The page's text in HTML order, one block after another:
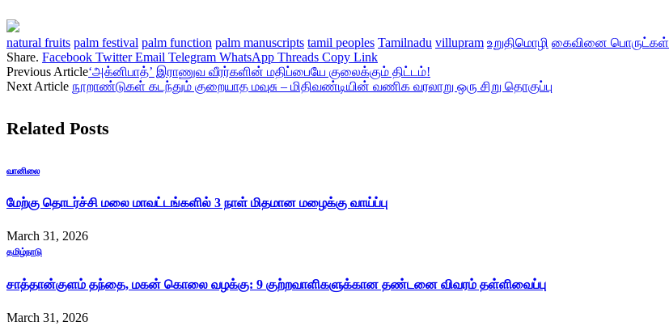
natural fruits palm festival palm function palm manuscripts tamil peoples Tamilnadu villupram உறுதிமொழி கைவினை பொருட்கள்
Share. Facebook Twitter Email Telegram WhatsApp Threads Copy Link
Previous Article‘அக்னிபாத்’ இராணுவ வீரர்களின் மதிப்பையே குலைக்கும் திட்டம்!
Next Article நூறாண்டுகள் கடந்தும் குறையாத மவுசு – மிதிவண்டியின் வணிக வரலாறு ஒரு சிறு தொகுப்பு
Related Posts
வானிலை
மேற்கு தொடர்ச்சி மலை மாவட்டங்களில் 3 நாள் மிதமான மழைக்கு வாய்ப்பு
March 31, 2026
தமிழ்நாடு
சாத்தான்குளம் தந்தை, மகன் கொலை வழக்கு: 9 குற்றவாளிகளுக்கான தண்டனை விவரம் தள்ளிவைப்பு
March 31, 2026